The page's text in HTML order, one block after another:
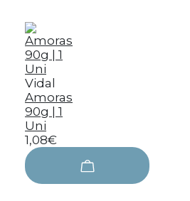
Vidal
Amoras
90g | 1
Uni
1,08€